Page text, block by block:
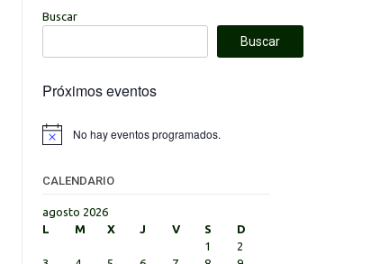
Buscar
Buscar
Próximos eventos
Aviso No hay eventos programados.
CALENDARIO
agosto 2026
L
M X J V S
D
1
2